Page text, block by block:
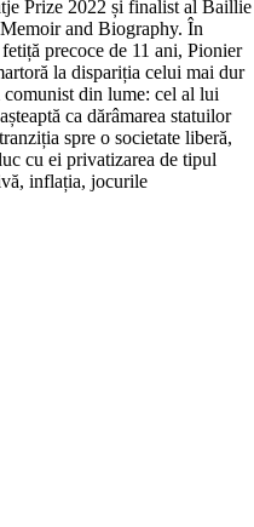
Prize 2022 și finalist al Baillie
and Biography. În
precoce de 11 ani, Pionier
la dispariția celui mai dur
din lume: cel al lui
ca dărâmarea statuilor
spre o societate liberă,
cu ei privatizarea de tipul
inflația, jocurile